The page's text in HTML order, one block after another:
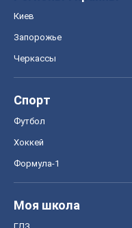
Киев
Запорожье
Черкассы
Спорт
Футбол
Хоккей
Формула-1
Моя школа